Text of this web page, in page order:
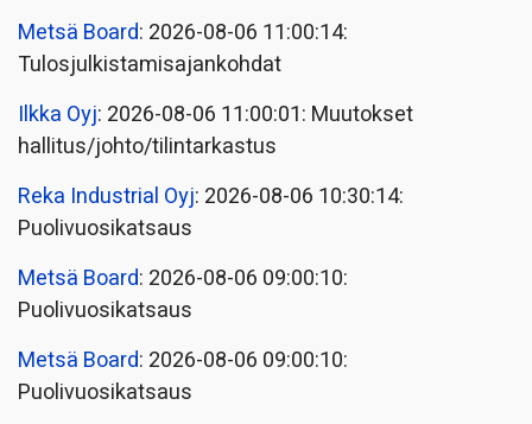
Metsä Board: 2026-08-06 11:00:14:
Tulosjulkistamisajankohdat
Ilkka Oyj: 2026-08-06 11:00:01: Muutokset
hallitus/johto/tilintarkastus
Reka Industrial Oyj: 2026-08-06 10:30:14:
Puolivuosikatsaus
Metsä Board: 2026-08-06 09:00:10:
Puolivuosikatsaus
Metsä Board: 2026-08-06 09:00:10:
Puolivuosikatsaus